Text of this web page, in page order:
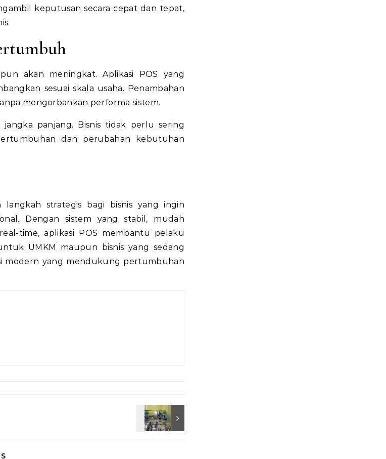
keputusan secara cepat dan tepat,
akan meningkat. Aplikasi POS yang
sesuai skala usaha. Penambahan
mengorbankan performa sistem.
jangka panjang. Bisnis tidak perlu sering
dan perubahan kebutuhan
strategis bagi bisnis yang ingin
Dengan sistem yang stabil, mudah
time, aplikasi POS membantu pelaku
UMKM maupun bisnis yang sedang
modern yang mendukung pertumbuhan